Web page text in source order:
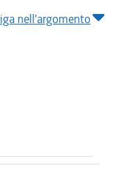
nell'argomento